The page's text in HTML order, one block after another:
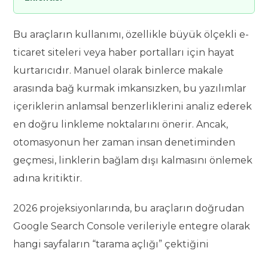
Bu araçların kullanımı, özellikle büyük ölçekli e-
ticaret siteleri veya haber portalları için hayat
kurtarıcıdır. Manuel olarak binlerce makale
arasında bağ kurmak imkansızken, bu yazılımlar
içeriklerin anlamsal benzerliklerini analiz ederek
en doğru linkleme noktalarını önerir. Ancak,
otomasyonun her zaman insan denetiminden
geçmesi, linklerin bağlam dışı kalmasını önlemek
adına kritiktir.
2026 projeksiyonlarında, bu araçların doğrudan
Google Search Console verileriyle entegre olarak
hangi sayfaların “tarama açlığı” çektiğini